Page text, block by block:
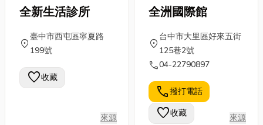
全新生活診所
location_on
臺中市西屯區寧夏路
199號
favorite收藏
來源
全洲國際館
location_on
台中市大里區好來五街
125巷2號
call04-22790897
call撥打電話
favorite收藏 來源